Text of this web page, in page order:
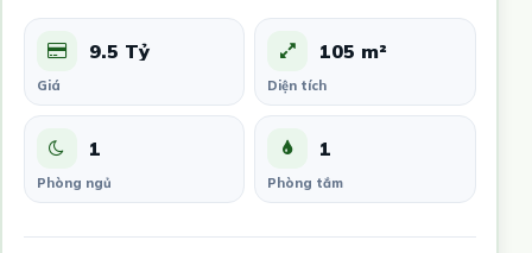
9.5 Tỷ
Giá
105 m²
Diện tích
1
Phòng ngủ
1
Phòng tắm